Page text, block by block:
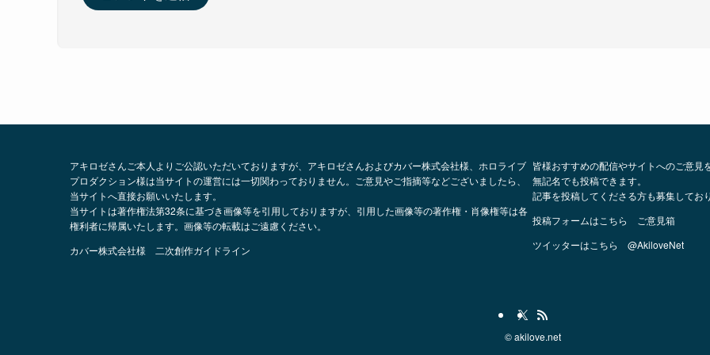
アキロゼさんご本人よりご公認いただいておりますが、アキロゼさんおよびカバー株式会社様、ホロライブ
プロダクション様は当サイトの運営には一切関わっておりません。ご意見やご指摘等などございましたら、
当サイトへ直接お願いいたします。
当サイトは著作権法第32条に基づき画像等を引用しておりますが、引用した画像等の著作権・肖像権等は各
権利者に帰属いたします。画像等の転載はご遠慮ください。
カバー株式会社様 二次創作ガイドライン
皆様おすすめの配信やサイトへのご意見
無記名でも投稿できます。
記事を投稿してくださる方も募集しており
投稿フォームはこちら
ご意見箱
ツイッターはこちら @AkiloveNet
©akilove.net